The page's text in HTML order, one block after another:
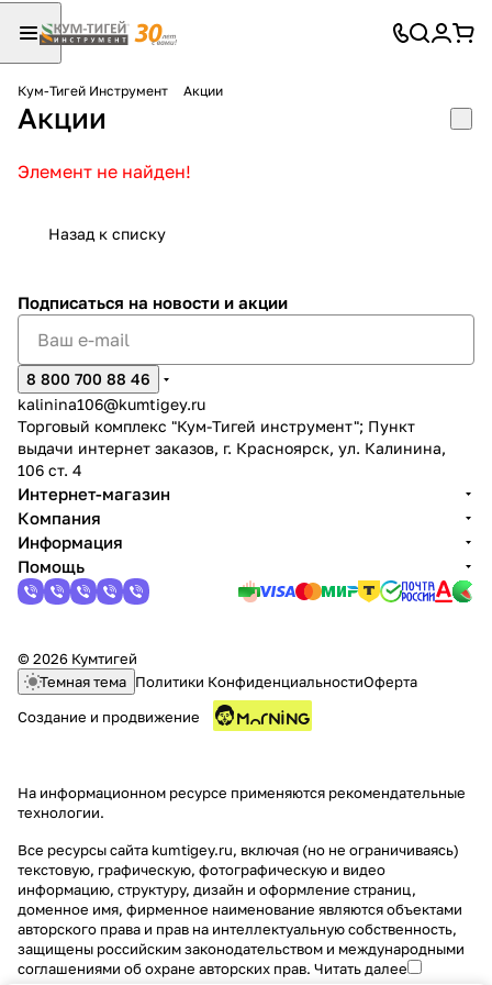
Кум-Тигей Инструмент Акции
Акции
Элемент не найден!
Назад к списку
Подписаться на новости и акции
8 800 700 88 46
kalinina106@kumtigey.ru
Торговый комплекс "Кум-Тигей инструмент"; Пункт
выдачи интернет заказов, г. Красноярск, ул. Калинина,
106 ст. 4
Интернет-магазин
Компания
Информация
Помощь
© 2026 Кумтигей
Темная тема Политики КонфиденциальностиОферта
Создание и продвижение
На информационном ресурсе применяются рекомендательные
технологии.
Все ресурсы сайта kumtigey.ru, включая (но не ограничиваясь)
текстовую, графическую, фотографическую и видео
информацию, структуру, дизайн и оформление страниц,
доменное имя, фирменное наименование являются объектами
авторского права и прав на интеллектуальную собственность,
защищены российским законодательством и международными
соглашениями об охране авторских прав. Читать далее
Для клиентов всех банков
Разбейте
без переплат
График платежей
Сегодня
25%
Добавляйте товары
в корзину
25% картой любого банка
Получайте товар
Оставшиеся
списыватьсяс вашей карты
по25%каждые 2 недели
Подробнее